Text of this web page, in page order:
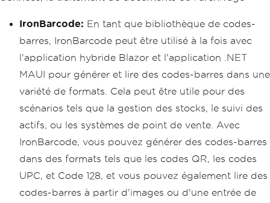
IronBarcode: En tant que bibliothèque de codes-
barres, IronBarcode peut être utilisé à la fois avec
l'application hybride Blazor et l'application .NET
MAUI pour générer et lire des codes-barres dans une
variété de formats. Cela peut être utile pour des
scénarios tels que la gestion des stocks, le suivi des
actifs, ou les systèmes de point de vente. Avec
IronBarcode, vous pouvez générer des codes-barres
dans des formats tels que les codes QR, les codes
UPC, et Code 128, et vous pouvez également lire des
codes-barres à partir d'images ou d'une entrée de